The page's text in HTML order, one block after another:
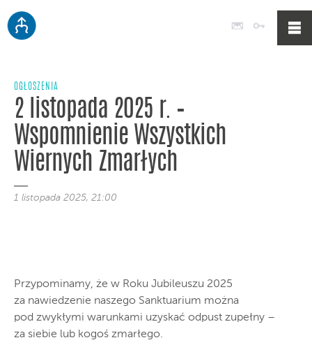
Poczta
OGŁOSZENIA
2 listopada 2025 r. –
Wspomnienie Wszystkich
Wiernych Zmarłych
1 listopada 2025, 21:00
Przypominamy, że w Roku Jubileuszu 2025
za nawiedzenie naszego Sanktuarium można
pod zwykłymi warunkami uzyskać odpust zupełny –
za siebie lub kogoś zmarłego.